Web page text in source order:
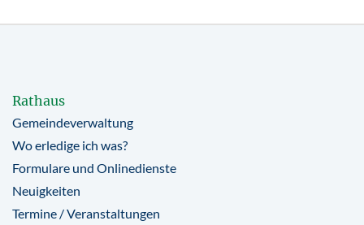
Rathaus
Gemeindeverwaltung
Wo erledige ich was?
Formulare und Onlinedienste
Neuigkeiten
Termine / Veranstaltungen